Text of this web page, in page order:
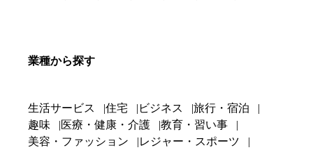
業種から探す
生活サービス 住宅 ビジネス
旅行・宿泊
趣味
医療・健康・介護
教育・習い事
美容・ファッション
レジャー・スポーツ